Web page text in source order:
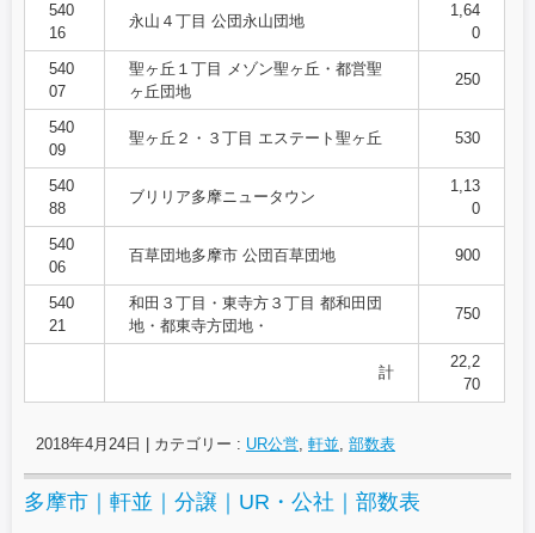
540
16
永山４丁目 公団永山団地
1,64
0
540
07
聖ヶ丘１丁目 メゾン聖ヶ丘・都営聖
ヶ丘団地
250
540
09
聖ヶ丘２・３丁目 エステート聖ヶ丘 530
540
88
ブリリア多摩ニュータウン
1,13
0
540
06
百草団地多摩市 公団百草団地 900
540
21
和田３丁目・東寺方３丁目 都和田団
地・都東寺方団地・
750
計
22,2
70
2018年4月24日 カテゴリー : UR公営, 軒並, 部数表
多摩市｜軒並｜分譲｜UR・公社｜部数表